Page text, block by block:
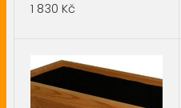
1 830 Kč